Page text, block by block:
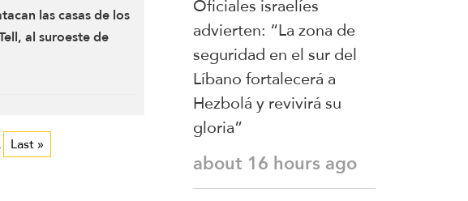
las casas de los
al suroeste de
Last »
advierten: “La zona de
seguridad en el sur del
Líbano fortalecerá a
Hezbolá y revivirá su
gloria”
about 16 hours ago